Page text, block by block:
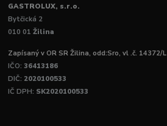
GASTROLUX, s.r.o.
Bytčická 2
010 01Žilina
Zapísaný v OR SR Žilina, odd:Sro, vl .č. 14372/L
IČO: 36413186
DIČ: 2020100533
IČ DPH: SK2020100533